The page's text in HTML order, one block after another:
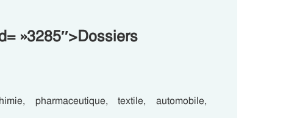
»3285″>Dossiers
pharmaceutique, textile, automobile,